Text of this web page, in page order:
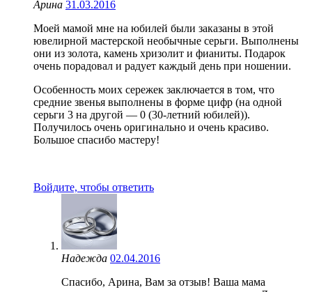
Арина 31.03.2016
Моей мамой мне на юбилей были заказаны в этой
ювелирной мастерской необычные серьги. Выполнены
они из золота, камень хризолит и фианиты. Подарок
очень порадовал и радует каждый день при ношении.
Особенность моих сережек заключается в том, что
средние звенья выполнены в форме цифр (на одной
серьги 3 на другой — 0 (30-летний юбилей)).
Получилось очень оригинально и очень красиво.
Большое спасибо мастеру!
Войдите, чтобы ответить
Надежда 02.04.2016
Спасибо, Арина, Вам за отзыв! Ваша мама